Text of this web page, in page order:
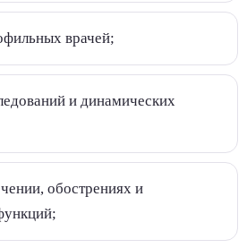
врачей;
и динамических
обострениях и